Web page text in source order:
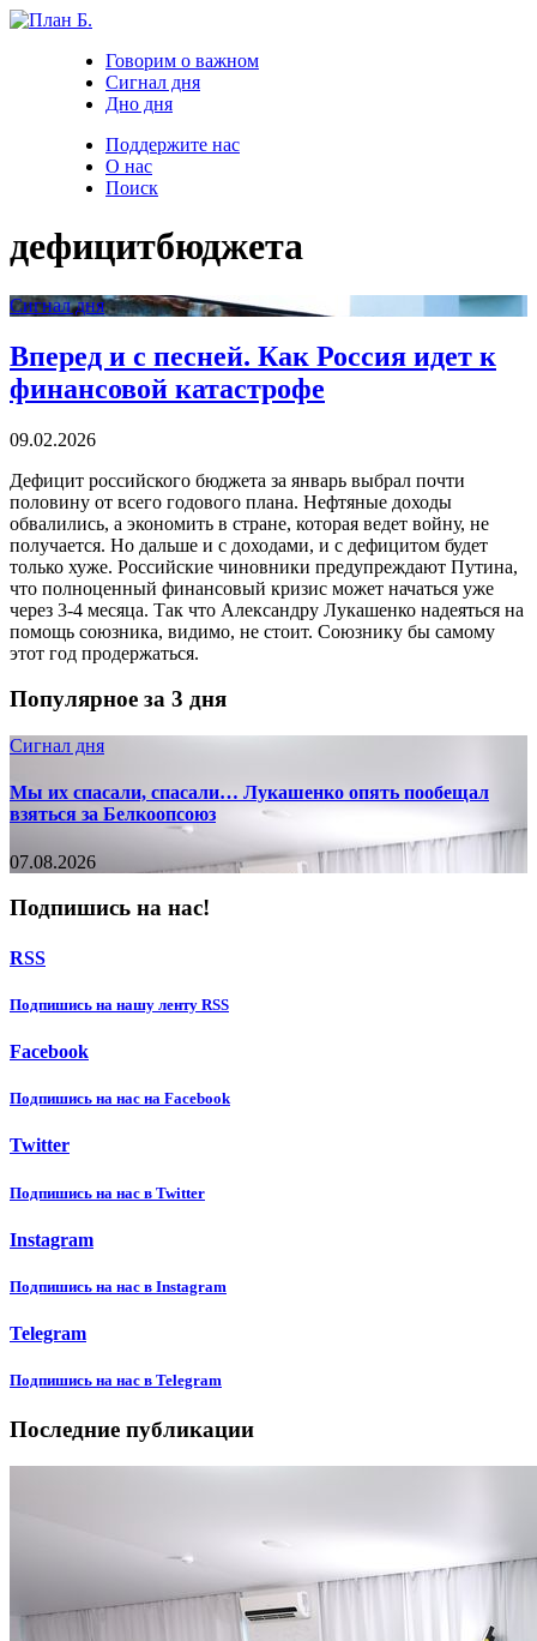
Говорим о важном
Сигнал дня
Дно дня
Поддержите нас
О нас
Поиск
дефицитбюджета
Сигнал дня
Вперед и с песней. Как Россия идет к
финансовой катастрофе
09.02.2026
Дефицит российского бюджета за январь выбрал почти
половину от всего годового плана. Нефтяные доходы
обвалились, а экономить в стране, которая ведет войну, не
получается. Но дальше и с доходами, и с дефицитом будет
только хуже. Российские чиновники предупреждают Путина,
что полноценный финансовый кризис может начаться уже
через 3-4 месяца. Так что Александру Лукашенко надеяться на
помощь союзника, видимо, не стоит. Союзнику бы самому
этот год продержаться.
Популярное за 3 дня
Сигнал дня
Мы их спасали, спасали… Лукашенко опять пообещал
взяться за Белкоопсоюз
07.08.2026
Подпишись на нас!
RSS
Подпишиcь на нашу ленту RSS
Facebook
Подпишиcь на нас на Facebook
Twitter
Подпишиcь на нас в Twitter
Instagram
Подпишиcь на нас в Instagram
Telegram
Подпишиcь на нас в Telegram
Последние публикации